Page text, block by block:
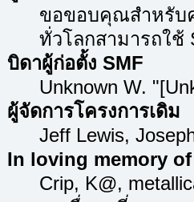
ขอขอบคุณสำหรับ
ทั่วโลกสามารถใช้
บิดาผู้ก่อตั้ง SMF
Unknown W.
ผู้จัดการโครงการเดิม
Jeff Lewis,
In loving memory of
Crip, K@,